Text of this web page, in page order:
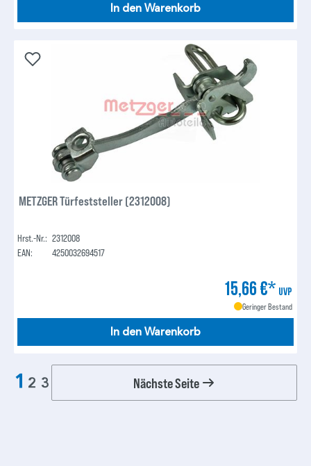
In den Warenkorb
METZGER Türfeststeller (2312008)
Hrst.-Nr.: 2312008
EAN:
4250032694517
15,66 €* UVP
Geringer Bestand
In den Warenkorb
1 2 3 Nächste Seite